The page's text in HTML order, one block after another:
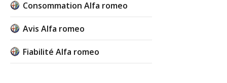
Consommation Alfa romeo
Avis Alfa romeo
Fiabilité Alfa romeo